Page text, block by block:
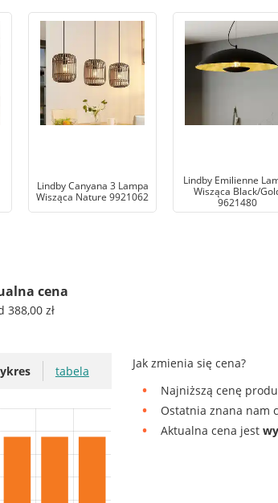
Lindby Canyana 3 Lampa
Wisząca Nature 9921062
Lindby Emilienne
Wisząca Black/
9621480
cena
388,00 zł
tabela
Jak zmienia się cena?
Najniższą cenę
Ostatnia znana nam
Aktualna cena jest